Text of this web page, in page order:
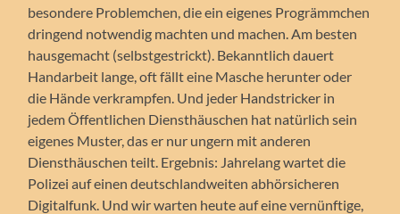
besondere Problemchen, die ein eigenes Progrämmchen
dringend notwendig machten und machen. Am besten
hausgemacht (selbstgestrickt). Bekanntlich dauert
Handarbeit lange, oft fällt eine Masche herunter oder
die Hände verkrampfen. Und jeder Handstricker in
jedem Öffentlichen Diensthäuschen hat natürlich sein
eigenes Muster, das er nur ungern mit anderen
Diensthäuschen teilt. Ergebnis: Jahrelang wartet die
Polizei auf einen deutschlandweiten abhörsicheren
Digitalfunk. Und wir warten heute auf eine vernünftige,